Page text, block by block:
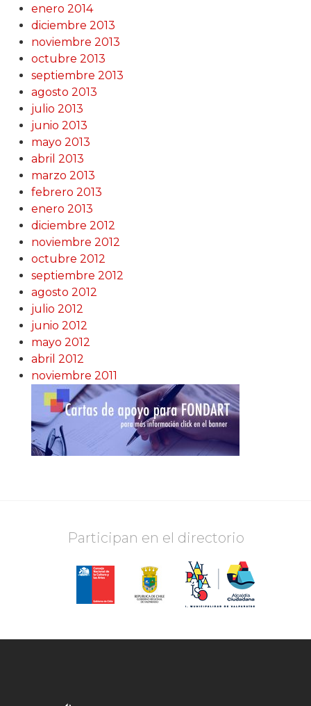
enero 2014
diciembre 2013
noviembre 2013
octubre 2013
septiembre 2013
agosto 2013
julio 2013
junio 2013
mayo 2013
abril 2013
marzo 2013
febrero 2013
enero 2013
diciembre 2012
noviembre 2012
octubre 2012
septiembre 2012
agosto 2012
julio 2012
junio 2012
mayo 2012
abril 2012
noviembre 2011
Participan en el directorio